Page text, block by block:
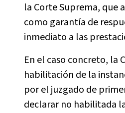
la Corte Suprema, que
como garantía de
inmediato a las
En el caso concreto, la
habilitación de la
por el juzgado de
declarar no habilitada